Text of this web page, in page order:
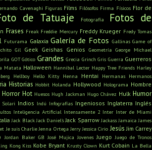
Cavenaghi Figuras Films Filósofos Firma Físicos Flor de
de Tatuaje Fotografía
Fotos de
Frases Freak Freddie Mercury Freddy Krueger Fredy Tomas
Futurama Galaxia Galería de Fotos Gallinas Game of
Gil Geek Geishas Genios Geometría George Michael
GOT Gótico Grandes Grecia Grinch Gris Guerra Guerreros
Matata Halloween Hannibal Lecter Happy Tree Friends Harley
Hellboy Hello Kitty Henna Hentai Hermanas Hermanos
Historias Hobbit Holanda Hollywood Holograma Hombre
Horror Hot Huesos Hugh Jackman Hugo Chávez Hulk Humor
Solari Indios Indú Infografías Ingeniosos Inglaterra Inglés
Inteligencia Artificial Intensamente 2 Inter Inter de Miami
Jack Black Jack Daniel's Jack Sparrow Jackass Jamaica James
Je suis Charlie Jenna Ortega Jerry Jessica Cirio Jesús Jim Carrey
Jordan Baker GB José Mujica Jovenes Juego Juego de Tronos
Kong Kiss Kobe Bryant Krusty Clown Kurt Cobain La Bella